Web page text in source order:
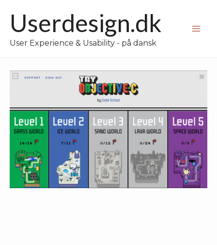
Userdesign.dk
User Experience & Usability - på dansk